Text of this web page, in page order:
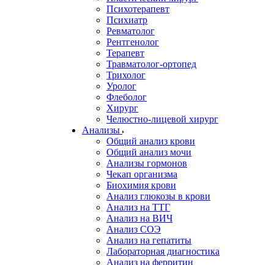
Психотерапевт
Психиатр
Ревматолог
Рентгенолог
Терапевт
Травматолог-ортопед
Трихолог
Уролог
Флеболог
Хирург
Челюстно-лицевой хирург
Анализы
Общий анализ крови
Общий анализ мочи
Анализы гормонов
Чекап организма
Биохимия крови
Анализ глюкозы в крови
Анализ на ТТГ
Анализ на ВИЧ
Анализ СОЭ
Анализ на гепатиты
Лабораторная диагностика
Анализ на ферритин